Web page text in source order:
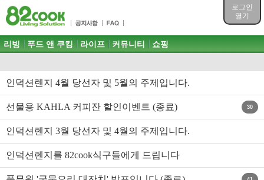
로그인
열기
목차
주메뉴 바로가기
컨텐츠 바로가기
검색 바로가기
로그인 바로가기
주메뉴
리빙 푸드 앤 쿠킹 라이프 커뮤니티 쇼핑
인덕션렌지 4월 당선자 및 5월의 주제입니다.
선물용 KAHLA 커피잔 할인이벤트 (종료) 30
인덕션렌지 3월 당선자 및 4월의 주제입니다.
인덕션렌지를 82cook식구들에게 드립니다